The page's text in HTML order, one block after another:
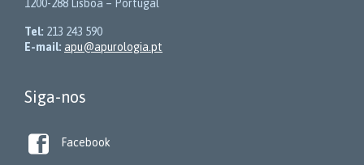
1200-288 Lisboa – Portugal
Tel: 213 243 590
E-mail: apu@apurologia.pt
Siga-nos
 Facebook